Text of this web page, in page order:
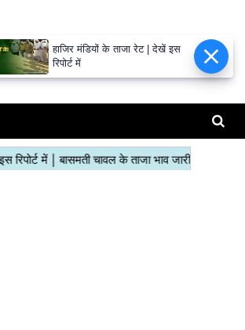
हाजिर मंडियों के ताजा रेट | देखें इस
रिपोर्ट में